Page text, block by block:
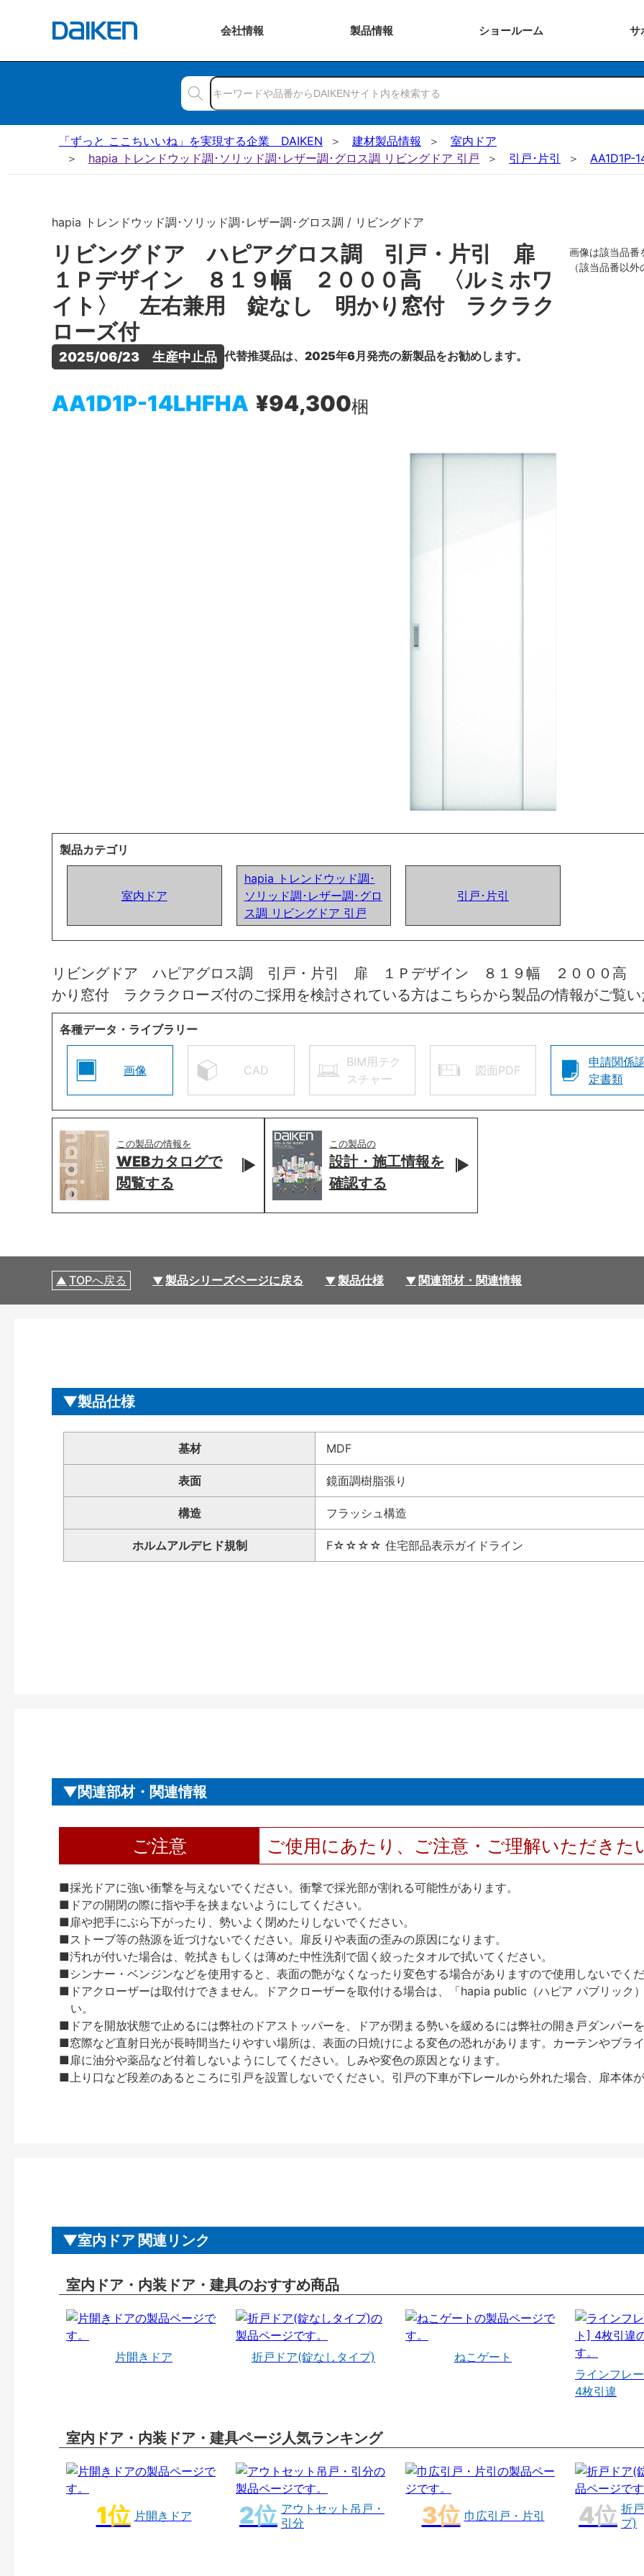
会社情報 製品情報 ショールーム サ
「ずっと ここちいいね」を実現する企業 DAIKEN 建材製品情報
室内ドア
hapia トレンドウッド調･ソリッド調･レザー調･グロス調 リビングドア 引戸
引戸･片引 AA1D1P-
hapia トレンドウッド調･ソリッド調･レザー調･グロス調 / リビングドア
リビングドア ハピアグロス調 引戸・片引 扉
１Ｐデザイン ８１９幅 ２０００高 〈ルミホワ
イト〉 左右兼用 錠なし 明かり窓付 ラクラク
ローズ付
2025/06/23　生産中止品 代替推奨品は、2025年6月発売の新製品をお勧めします。
AA1D1P-14LHFHA ¥94,300梱
画像は該当品番
（該当品番以
製品カテゴリ
室内ドア
hapia トレンドウッド調･
ソリッド調･レザー調･グロ
ス調 リビングドア 引戸
引戸･片引
リビングドア ハピアグロス調 引戸・片引 扉 １Ｐデザイン ８１９幅 ２０００
かり窓付 ラクラクローズ付のご採用を検討されている方はこちらから製品の情報がご覧
各種データ・ライブラリー
画像 CAD
BIM用テク
スチャー
図面PDF
申請関係
定書類
この製品の情報を
WEBカタログで
閲覧する
この製品の
設計・施工情報を
確認する
TOPへ戻る 製品シリーズページに戻る 製品仕様 関連部材・関連情報
製品仕様
基材 MDF
表面 鏡面調樹脂張り
構造 フラッシュ構造
ホルムアルデヒド規制 F☆☆☆☆ 住宅部品表示ガイドライン
関連部材・関連情報
ご注意 ご使用にあたり、ご注意・ご理解いただきた
■採光ドアに強い衝撃を与えないでください。衝撃で採光部が割れる可能性があります。
■ドアの開閉の際に指や手を挟まないようにしてください。
■扉や把手にぶら下がったり、勢いよく閉めたりしないでください。
■ストーブ等の熱源を近づけないでください。扉反りや表面の歪みの原因になります。
■汚れが付いた場合は、乾拭きもしくは薄めた中性洗剤で固く絞ったタオルで拭いてください。
■シンナー・ベンジンなどを使用すると、表面の艶がなくなったり変色する場合がありますので使用しないでく
■ドアクローザーは取付けできません。ドアクローザーを取付ける場合は、「hapia public（ハピア パブリック
い。
■ドアを開放状態で止めるには弊社のドアストッパーを、ドアが閉まる勢いを緩めるには弊社の開き戸ダンパー
■窓際など直射日光が長時間当たりやすい場所は、表面の日焼けによる変色の恐れがあります。カーテンやブラ
■扉に油分や薬品など付着しないようにしてください。しみや変色の原因となります。
■上り口など段差のあるところに引戸を設置しないでください。引戸の下車が下レールから外れた場合、扉本体
室内ドア 関連リンク
室内ドア・内装ドア・建具のおすすめ商品
片開きドア 折戸ドア(錠なしタイプ)
ねこゲート
ラインフレ
4枚引違
室内ドア・内装ドア・建具ページ人気ランキング
片開きドア
アウトセット吊戸・
引分
巾広引戸・片引
折
プ)